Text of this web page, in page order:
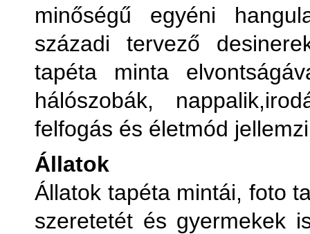
minőségű egyéni
századi tervező
tapéta minta
hálószobák,
felfogás és életmód
Állatok
Állatok tapéta mintái, foto
szeretetét és gyermekek